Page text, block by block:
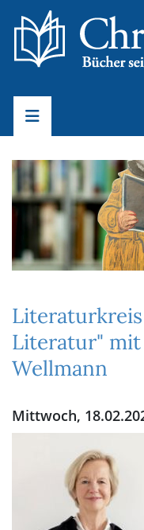
Literaturkreis
Literatur" mit
Wellmann
Mittwoch,